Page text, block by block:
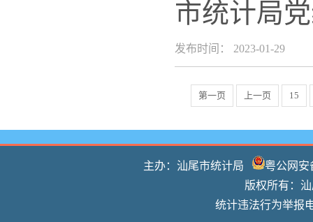
市统计局
发布时间： 2023-01-29
第一页 上一页 15
主办：汕尾市统计局
粤公网安
版权所有：
统计违法行为举报